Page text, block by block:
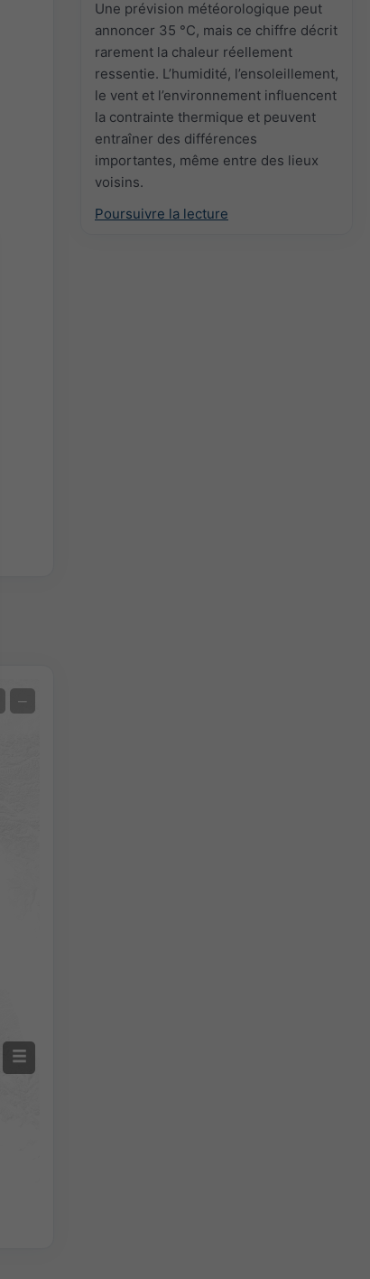
Une prévision météorologique peut
annoncer 35 °C, mais ce chiffre décrit
rarement la chaleur réellement
ressentie. L’humidité, l’ensoleillement,
le vent et l’environnement influencent
la contrainte thermique et peuvent
entraîner des différences
importantes, même entre des lieux
voisins.
Poursuivre la lecture
−